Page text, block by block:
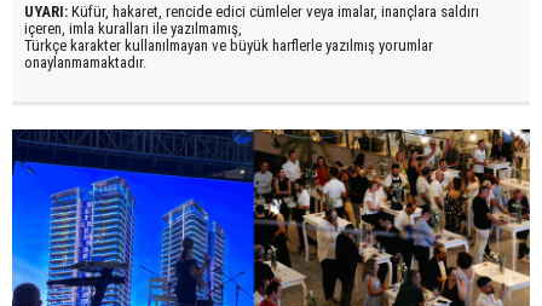
UYARI: Küfür, hakaret, rencide edici cümleler veya imalar, inançlara saldırı
içeren, imla kuralları ile yazılmamış,
Türkçe karakter kullanılmayan ve büyük harflerle yazılmış yorumlar
onaylanmamaktadır.